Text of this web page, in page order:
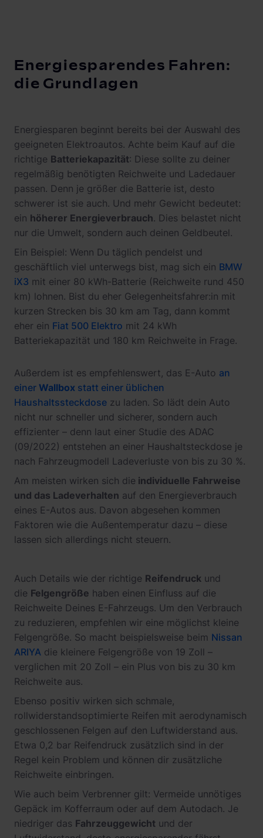
Energiesparendes Fahren:
die Grundlagen
Energiesparen beginnt bereits bei der Auswahl des
geeigneten Elektroautos. Achte beim Kauf auf die
richtige Batteriekapazität: Diese sollte zu deiner
regelmäßig benötigten Reichweite und Ladedauer
passen. Denn je größer die Batterie ist, desto
schwerer ist sie auch. Und mehr Gewicht bedeutet:
ein höherer Energieverbrauch. Dies belastet nicht
nur die Umwelt, sondern auch deinen Geldbeutel.
Ein Beispiel: Wenn Du täglich pendelst und
geschäftlich viel unterwegs bist, mag sich ein BMW
iX3 mit einer 80 kWh-Batterie (Reichweite rund 450
km) lohnen. Bist du eher Gelegenheitsfahrer:in mit
kurzen Strecken bis 30 km am Tag, dann kommt
eher ein Fiat 500 Elektro mit 24 kWh
Batteriekapazität und 180 km Reichweite in Frage.
Außerdem ist es empfehlenswert, das E-Auto an
einer Wallbox statt einer üblichen
Haushaltssteckdose zu laden. So lädt dein Auto
nicht nur schneller und sicherer, sondern auch
effizienter – denn laut einer Studie des ADAC
(09/2022) entstehen an einer Haushaltsteckdose je
nach Fahrzeugmodell Ladeverluste von bis zu 30 %.
Am meisten wirken sich die individuelle Fahrweise
und das Ladeverhalten auf den Energieverbrauch
eines E-Autos aus. Davon abgesehen kommen
Faktoren wie die Außentemperatur dazu – diese
lassen sich allerdings nicht steuern.
Auch Details wie der richtige Reifendruck und
die Felgengröße haben einen Einfluss auf die
Reichweite Deines E-Fahrzeugs. Um den Verbrauch
zu reduzieren, empfehlen wir eine möglichst kleine
Felgengröße. So macht beispielsweise beim Nissan
ARIYA die kleinere Felgengröße von 19 Zoll –
verglichen mit 20 Zoll – ein Plus von bis zu 30 km
Reichweite aus.
Ebenso positiv wirken sich schmale,
rollwiderstandsoptimierte Reifen mit aerodynamisch
geschlossenen Felgen auf den Luftwiderstand aus.
Etwa 0,2 bar Reifendruck zusätzlich sind in der
Regel kein Problem und können dir zusätzliche
Reichweite einbringen.
Wie auch beim Verbrenner gilt: Vermeide unnötiges
Gepäck im Kofferraum oder auf dem Autodach. Je
niedriger das Fahrzeuggewicht und der